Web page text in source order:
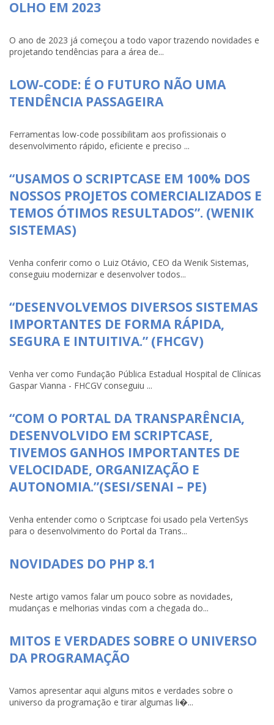
OLHO EM 2023
O ano de 2023 já começou a todo vapor trazendo novidades e
projetando tendências para a área de...
LOW-CODE: É O FUTURO NÃO UMA
TENDÊNCIA PASSAGEIRA
Ferramentas low-code possibilitam aos profissionais o
desenvolvimento rápido, eficiente e preciso ...
“USAMOS O SCRIPTCASE EM 100% DOS
NOSSOS PROJETOS COMERCIALIZADOS E
TEMOS ÓTIMOS RESULTADOS”. (WENIK
SISTEMAS)
Venha conferir como o Luiz Otávio, CEO da Wenik Sistemas,
conseguiu modernizar e desenvolver todos...
“DESENVOLVEMOS DIVERSOS SISTEMAS
IMPORTANTES DE FORMA RÁPIDA,
SEGURA E INTUITIVA.” (FHCGV)
Venha ver como Fundação Pública Estadual Hospital de Clínicas
Gaspar Vianna - FHCGV conseguiu ...
“COM O PORTAL DA TRANSPARÊNCIA,
DESENVOLVIDO EM SCRIPTCASE,
TIVEMOS GANHOS IMPORTANTES DE
VELOCIDADE, ORGANIZAÇÃO E
AUTONOMIA.”(SESI/SENAI – PE)
Venha entender como o Scriptcase foi usado pela VertenSys
para o desenvolvimento do Portal da Trans...
NOVIDADES DO PHP 8.1
Neste artigo vamos falar um pouco sobre as novidades,
mudanças e melhorias vindas com a chegada do...
MITOS E VERDADES SOBRE O UNIVERSO
DA PROGRAMAÇÃO
Vamos apresentar aqui alguns mitos e verdades sobre o
universo da programação e tirar algumas li�...